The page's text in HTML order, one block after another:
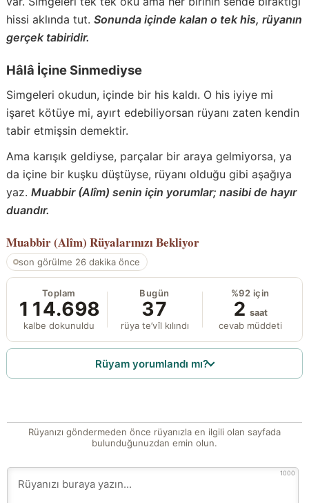
hissi aklında tut. Sonunda içinde kalan o tek his, rüyanın
gerçek tabiridir.
Hâlâ İçine Sinmediyse
Simgeleri okudun, içinde bir his kaldı. O his iyiye mi
işaret kötüye mi, ayırt edebiliyorsan rüyanı zaten kendin
tabir etmişsin demektir.
Ama karışık geldiyse, parçalar bir araya gelmiyorsa, ya
da içine bir kuşku düştüyse, rüyanı olduğu gibi aşağıya
yaz. Muabbir (Alîm) senin için yorumlar; nasibi de hayır
duandır.
Muabbir (Alîm) Rüyalarınızı Bekliyor
son görülme 26 dakika önce
Toplam
114.698
kalbe dokunuldu
Bugün
37
rüya te’vîl kılındı
%92 için
2 saat
cevab müddeti
Rüyam yorumlandı mı?
Rüyanızı göndermeden önce rüyanızla en ilgili olan sayfada
bulunduğunuzdan emin olun.
1000